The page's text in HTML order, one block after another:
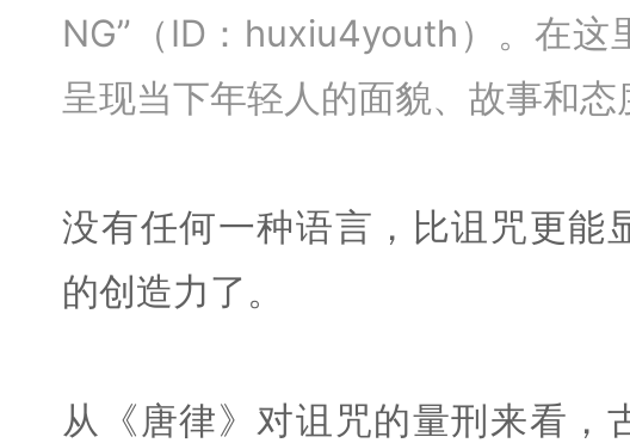
NG”（ID：huxiu4youth）。在这
呈现当下年轻人的面貌、故事和态
没有任何一种语言，比诅咒更能
的创造力了。
从《唐律》对诅咒的量刑来看，